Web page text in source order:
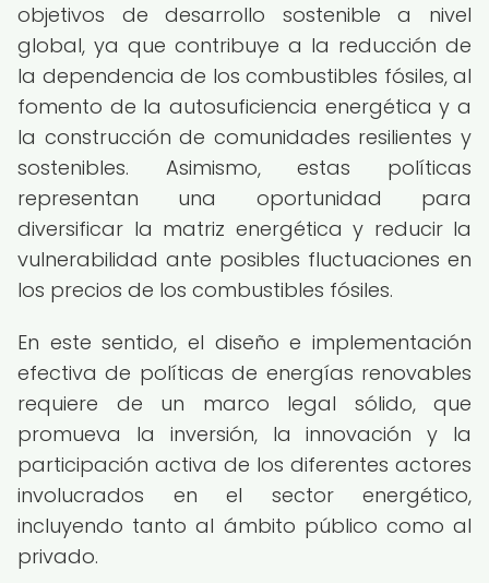
objetivos de desarrollo sostenible a nivel
global, ya que contribuye a la reducción de
la dependencia de los combustibles fósiles, al
fomento de la autosuficiencia energética y a
la construcción de comunidades resilientes y
sostenibles. Asimismo, estas políticas
representan una oportunidad para
diversificar la matriz energética y reducir la
vulnerabilidad ante posibles fluctuaciones en
los precios de los combustibles fósiles.
En este sentido, el diseño e implementación
efectiva de políticas de energías renovables
requiere de un marco legal sólido, que
promueva la inversión, la innovación y la
participación activa de los diferentes actores
involucrados en el sector energético,
incluyendo tanto al ámbito público como al
privado.